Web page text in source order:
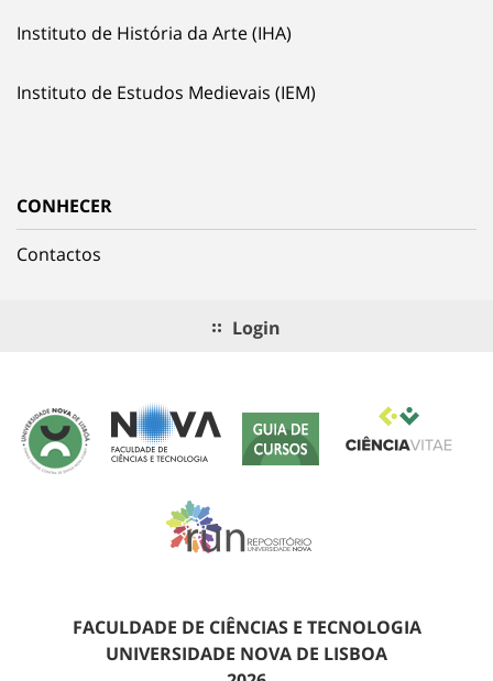
Instituto de História da Arte (IHA)
Instituto de Estudos Medievais (IEM)
CONHECER
Contactos
Login
FACULDADE DE CIÊNCIAS E TECNOLOGIA
UNIVERSIDADE NOVA DE LISBOA